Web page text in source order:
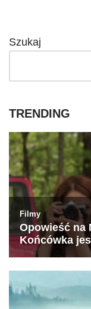
Szukaj
TRENDING